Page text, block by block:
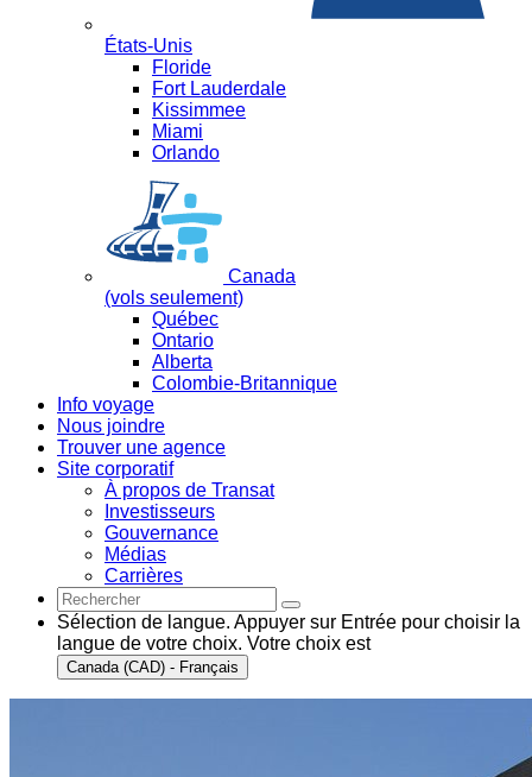
États-Unis
Floride
Fort Lauderdale
Kissimmee
Miami
Orlando
Canada
(vols seulement)
Québec
Ontario
Alberta
Colombie-Britannique
Info voyage
Nous joindre
Trouver une agence
Site corporatif
À propos de Transat
Investisseurs
Gouvernance
Médias
Carrières
Sélection de langue. Appuyer sur Entrée pour choisir la
langue de votre choix. Votre choix est
Canada (CAD) - Français